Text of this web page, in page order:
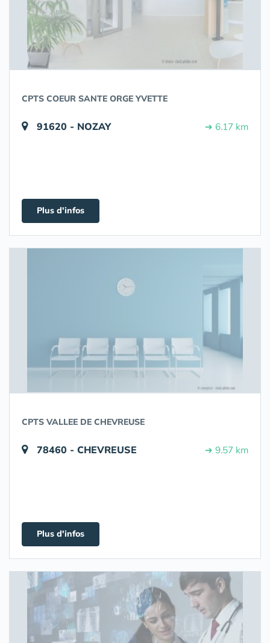
CPTS COEUR SANTE ORGE YVETTE
91620 - NOZAY ➔ 6.17 km
Plus d'infos
CPTS VALLEE DE CHEVREUSE
78460 - CHEVREUSE ➔ 9.57 km
Plus d'infos